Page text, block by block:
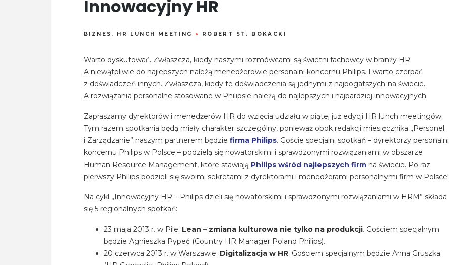
Innowacyjny HR
BIZNES , HR LUNCH MEETING ● ROBERT ST. BOKACKI
Warto dyskutować. Zwłaszcza, kiedy naszymi rozmówcami są świetni fachowcy w branży HR.
A niewątpliwie do najlepszych należą menedżerowie personalni koncernu Philips. I warto czerpać
z doświadczeń innych. Zwłaszcza, kiedy te doświadczenia są jednymi z najbogatszych na świecie.
A rozwiązania personalne stosowane w Philipsie należą do najlepszych i najbardziej innowacyjnych.
Zapraszamy dyrektorów i menedżerów HR do wzięcia udziału w piątej już edycji HR lunch meetingów.
Tym razem spotkania będą miały charakter szczególny, ponieważ obok redakcji miesięcznika „Personel
i Zarządzanie” naszym partnerem będzie firma Philips. Goście specjalni spotkań – dyrektorzy personalni
koncernu Philips w Polsce – podzielą się nowatorskimi i sprawdzonymi rozwiązaniami w obszarze
Human Resource Management, które stawiają Philips wśród najlepszych firm na świecie. Po raz
pierwszy Philips podzieli się swoimi sekretami z dyrektorami i menedżerami personalnymi firm w Polsce!
Na cykl „Innowacyjny HR – Philips dzieli się nowatorskimi i sprawdzonymi rozwiązaniami w HRM” składa
się 5 regionalnych spotkań:
23 maja 2013 r. w Pile: Lean – zmiana kulturowa nie tylko na produkcji. Gościem specjalnym
będzie Agnieszka Pypeć (Country HR Manager Poland Philips).
20 czerwca 2013 r. w Warszawie: Digitalizacja w HR. Gościem specjalnym będzie Anna Gruszka